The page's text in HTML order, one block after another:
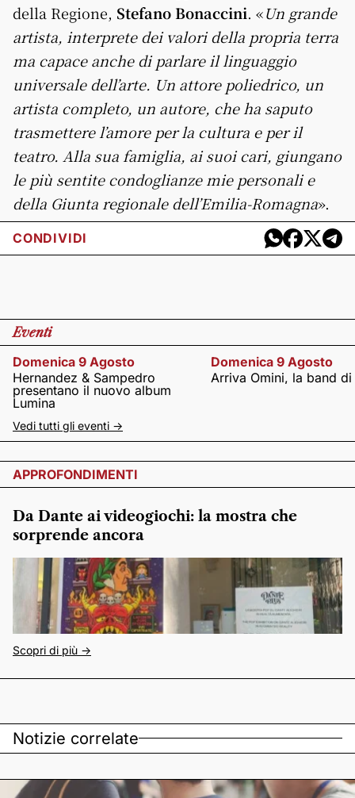
della Regione, Stefano Bonaccini. «Un grande
artista, interprete dei valori della propria terra
ma capace anche di parlare il linguaggio
universale dell’arte. Un attore poliedrico, un
artista completo, un autore, che ha saputo
trasmettere l’amore per la cultura e per il
teatro. Alla sua famiglia, ai suoi cari, giungano
le più sentite condoglianze mie personali e
della Giunta regionale dell’Emilia-Romagna».
CONDIVIDI
Eventi
Domenica 9 Agosto
Hernandez & Sampedro
presentano il nuovo album
Lumina
Domenica 9 Agosto
Arriva Omini, la band
Vedi tutti gli eventi ->
APPROFONDIMENTI
Da Dante ai videogiochi: la mostra che
sorprende ancora
Scopri di più ->
Notizie correlate